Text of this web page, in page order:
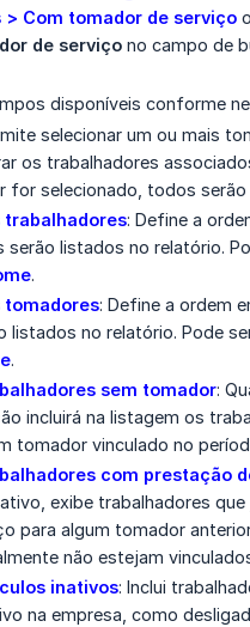
> Com tomador de serviço
de serviço no campo de
disponíveis conforme
selecionar um ou mais
os trabalhadores
for selecionado, todos serão
trabalhadores: Define a
serão listados no relatório.
.
tomadores: Define a ordem
listados no relatório. Pode
.
sem tomador:
incluirá na listagem os
tomador vinculado no
com prestação
exibe trabalhadores que
para algum tomador
não estejam
inativos: Inclui
na empresa, como